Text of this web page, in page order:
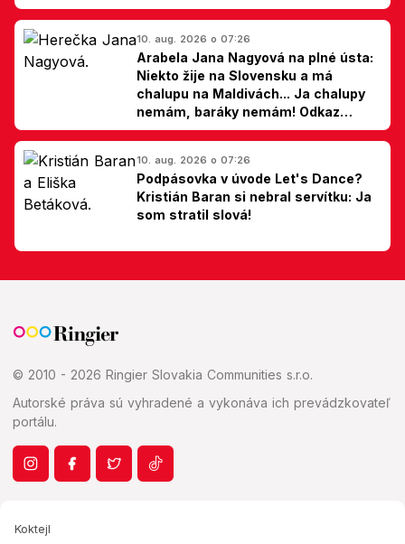
10. aug. 2026 o 07:26
Arabela Jana Nagyová na plné ústa:
Niekto žije na Slovensku a má
chalupu na Maldivách... Ja chalupy
nemám, baráky nemám! Odkaz
Slovákom
10. aug. 2026 o 07:26
Podpásovka v úvode Let's Dance?
Kristián Baran si nebral servítku: Ja
som stratil slová!
© 2010 - 2026 Ringier Slovakia Communities s.r.o.
Autorské práva sú vyhradené a vykonáva ich prevádzkovateľ
portálu.
Koktejl